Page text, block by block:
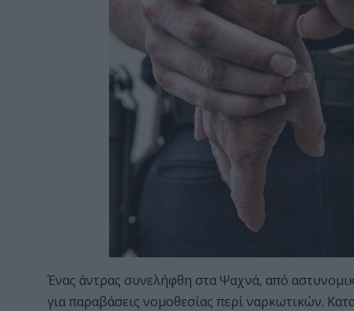
Ένας άντρας συνελήφθη στα Ψαχνά, από
για παραβάσεις νομοθεσίας περί ναρκωτικών.